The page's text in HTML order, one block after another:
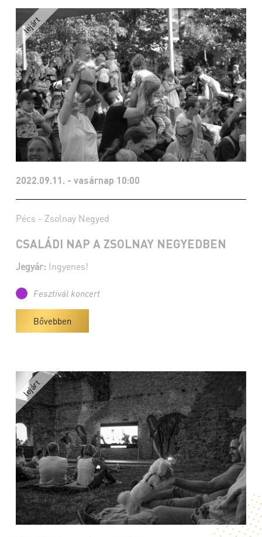
2022.09.11. - vasárnap 10:00
Pécs - Zsolnay Negyed
CSALÁDI NAP A ZSOLNAY NEGYEDBEN
Jegyár: Ingyenes!
Fesztivál koncert
Bővebben